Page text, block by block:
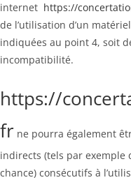
internet https://
de l’utilisation d’un
indiquées au point 4, soit
incompatibilité.
https://
fr ne pourra également
indirects (tels par exemple
chance) consécutifs à